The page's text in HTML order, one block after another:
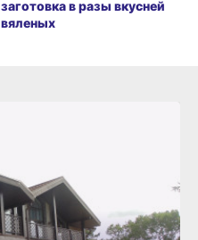
заготовка в разы вкусней
вяленых